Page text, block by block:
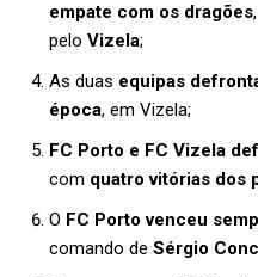
empate com os dragões
pelo Vizela;
As duas equipas
época, em Vizela;
FC Porto e FC Vizela
com quatro vitórias dos
O FC Porto venceu
comando de Sérgio